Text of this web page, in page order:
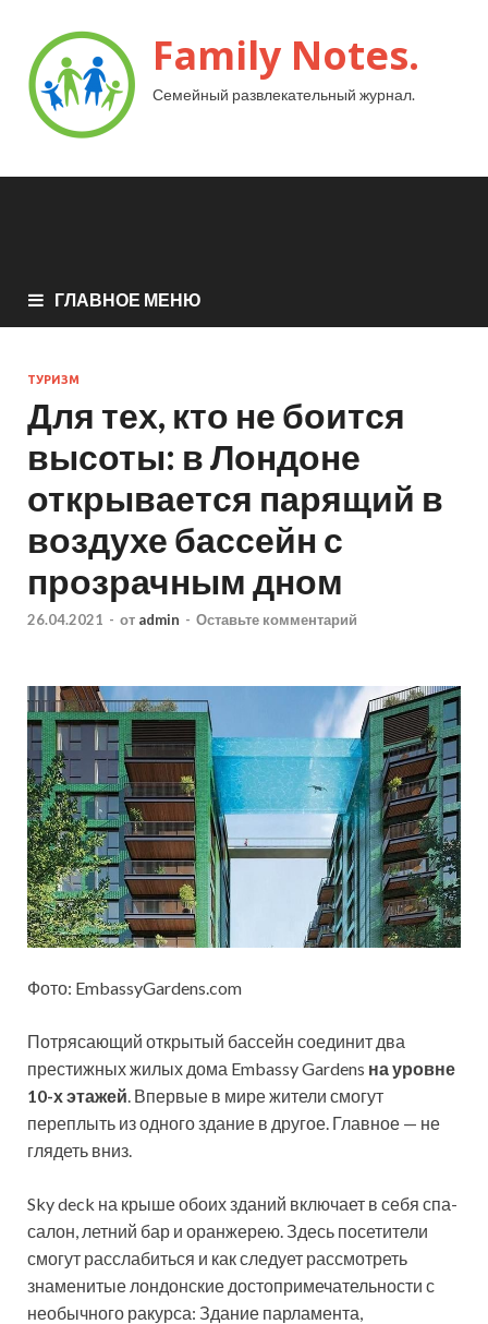
Family Notes.
Семейный развлекательный журнал.
ГЛАВНОЕ МЕНЮ
ТУРИЗМ
Для тех, кто не боится
высоты: в Лондоне
открывается парящий в
воздухе бассейн с
прозрачным дном
26.04.2021 - от admin - Оставьте комментарий
Фото: EmbassyGardens.com
Потрясающий открытый бассейн соединит два
престижных жилых дома Embassy Gardens на уровне
10-х этажей. Впервые в мире жители смогут
переплыть из одного здание в другое. Главное — не
глядеть вниз.
Sky deck на крыше обоих зданий включает в себя спа-
салон, летний бар и оранжерею. Здесь посетители
смогут расслабиться и как следует рассмотреть
знаменитые лондонские достопримечательности с
необычного ракурса: Здание парламента,